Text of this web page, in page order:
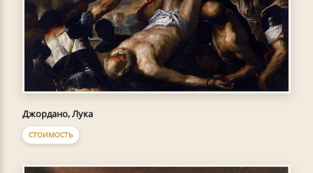
Джордано, Лука
СТОИМОСТЬ